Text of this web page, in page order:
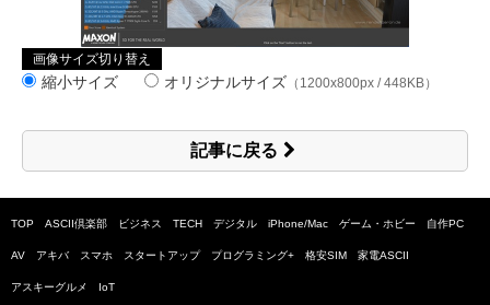
画像サイズ切り替え
縮小サイズ オリジナルサイズ （1200x800px / 448KB）
記事に戻る
TOP ASCII倶楽部 ビジネス TECH デジタル iPhone/Mac ゲーム・ホビー 自作PC
AV アキバ スマホ スタートアップ プログラミング+ 格安SIM 家電ASCII
アスキーグルメ IoT